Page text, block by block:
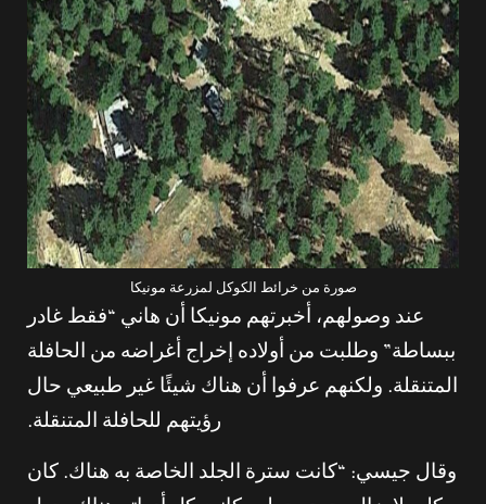
صورة من خرائط الكوكل لمزرعة مونيكا
عند وصولهم، أخبرتهم مونيكا أن هاني “فقط غادر
ببساطة” وطلبت من أولاده إخراج أغراضه من الحافلة
المتنقلة. ولكنهم عرفوا أن هناك شيئًا غير طبيعي حال
رؤيتهم للحافلة المتنقلة.
وقال جيسي: “كانت سترة الجلد الخاصة به هناك. كان